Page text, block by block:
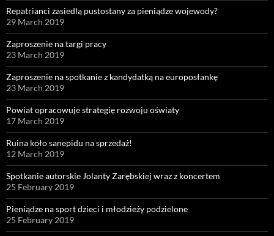
Repatrianci zasiedlą pustostany za pieniądze wojewody?
29 March 2019
Zaproszenie na targi pracy
23 March 2019
Zaproszenie na spotkanie z kandydatką na europosłankę
23 March 2019
Powiat opracowuje strategię rozwoju oświaty
17 March 2019
Ruina koło sanepidu na sprzedaż!
12 March 2019
Spotkanie autorskie Jolanty Zarębskiej wraz z koncertem
25 February 2019
Pieniądze na sport dzieci i młodzieży podzielone
25 February 2019